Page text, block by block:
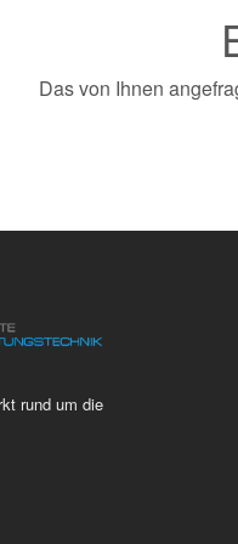
Das von Ihnen
rund um die